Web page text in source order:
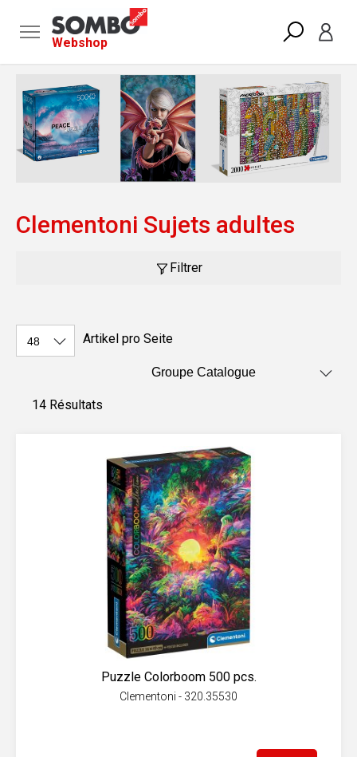
Webshop
Clementoni Sujets adultes
Filtrer
Artikel pro Seite
14 Résultats
Puzzle Colorboom 500 pcs.
Clementoni - 320.35530